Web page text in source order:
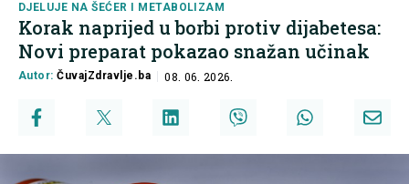
DJELUJE NA ŠEĆER I METABOLIZAM
Korak naprijed u borbi protiv dijabetesa:
Novi preparat pokazao snažan učinak
Autor:ČuvajZdravlje.ba 08. 06. 2026.